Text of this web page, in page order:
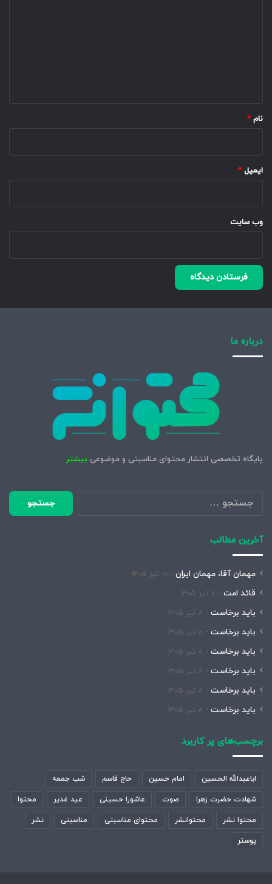
نام *
ایمیل *
وب‌ سایت
درباره ما
پایگاه تخصصی انتشار محتوای مناسبتی و موضوعی بیشتر
جستجو
برای:
آخرین مطالب
مهمان آقا، مهمان ایران ۱۰ تیر ۱۴۰۵
قائد امت ۸ تیر ۱۴۰۵
باید برخاست ۸ تیر ۱۴۰۵
باید برخاست ۸ تیر ۱۴۰۵
باید برخاست ۸ تیر ۱۴۰۵
باید برخاست ۸ تیر ۱۴۰۵
باید برخاست ۸ تیر ۱۴۰۵
باید برخاست ۸ تیر ۱۴۰۵
برچسب‌های پر کاربرد
اباعبدالله الحسین امام حسین حاج قاسم شب جمعه
شهادت حضرت زهرا صوت عاشورا حسینی عید غدیر محتوا
محتوا نشر محتوانشر محتوای مناسبتی مناسبتی نشر
پوستر